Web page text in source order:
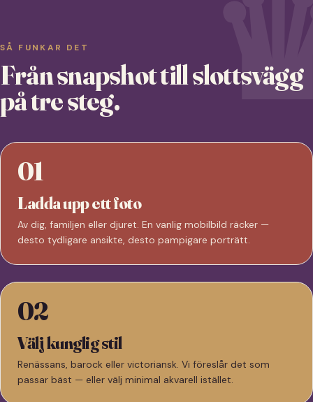
SÅ FUNKAR DET
Från snapshot till slottsvägg
på tre steg.
01
Ladda upp ett foto
Av dig, familjen eller djuret. En vanlig mobilbild räcker —
desto tydligare ansikte, desto pampigare porträtt.
02
Välj kunglig stil
Renässans, barock eller victoriansk. Vi föreslår det som
passar bäst — eller välj minimal akvarell istället.